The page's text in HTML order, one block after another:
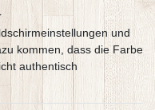
und
kommen, dass die Farbe
authentisch